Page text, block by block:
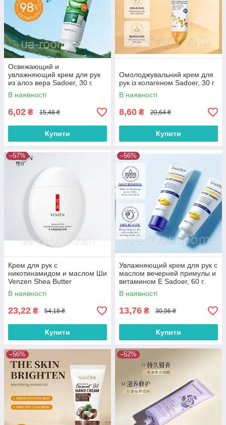
Освежающий и
увлажняющий крем для рук
из алоэ вера Sadoer, 30 г.
В наявності
6,02 ₴ 15,48 ₴
Купити
Омолоджувальний крем для
рук із колагеном Sadoer, 30 г
В наявності
8,60 ₴ 20,64 ₴
Купити
–57%
Крем для рук с
никотинамидом и маслом Ши
Venzen Shea Butter
Nicotinamide Hand Cream, 60
г.
В наявності
23,22 ₴ 54,18 ₴
Купити
–56%
Увлажняющий крем для рук с
маслом вечерней примулы и
витамином Е Sadoer, 60 г.
В наявності
13,76 ₴ 30,96 ₴
Купити
–56% –52%